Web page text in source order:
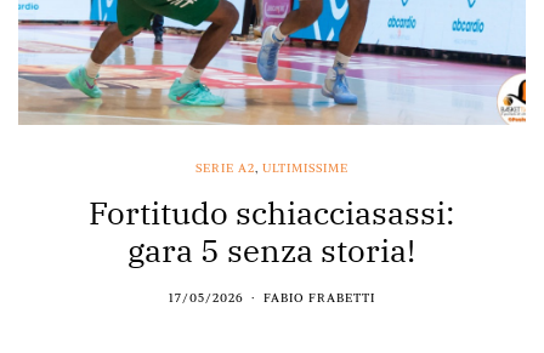
SERIE A2, ULTIMISSIME
Fortitudo schiacciasassi:
gara 5 senza storia!
17/05/2026 FABIO FRABETTI